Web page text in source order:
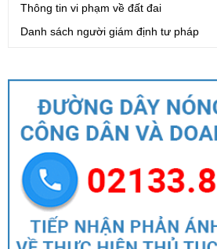
Thông tin vi phạm về đất đai
Danh sách người giám định tư pháp